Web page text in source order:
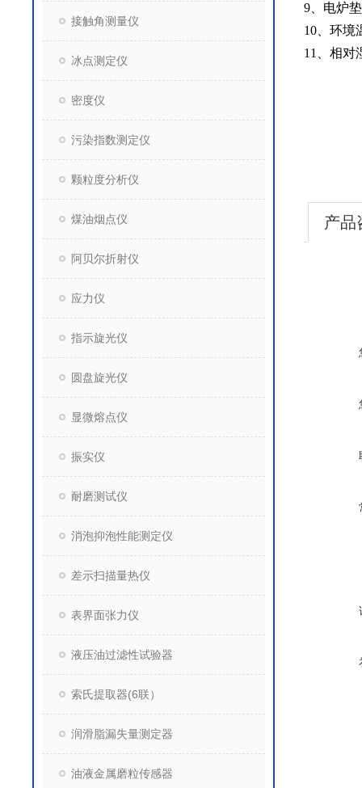
接触角测量仪
冰点测定仪
密度仪
污染指数测定仪
颗粒度分析仪
煤油烟点仪
阿贝尔折射仪
应力仪
指示旋光仪
圆盘旋光仪
显微熔点仪
振实仪
耐磨测试仪
消泡抑泡性能测定仪
差示扫描量热仪
表界面张力仪
液压油过滤性试验器
索氏提取器(6联）
润滑脂漏失量测定器
油液金属磨粒传感器
9、电炉
10、环
11、相对
产品